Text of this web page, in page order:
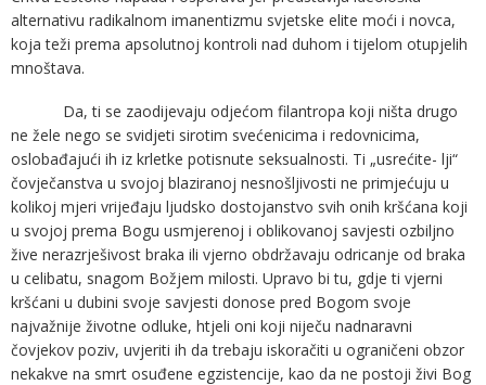
alternativu radikalnom imanentizmu svjetske elite moći i novca,
koja teži prema apsolutnoj kontroli nad duhom i tijelom otupjelih
mnoštava.
Da, ti se zaodijevaju odjećom filantropa koji ništa drugo
ne žele nego se svidjeti sirotim svećenicima i redovnicima,
oslobađajući ih iz krletke potisnute seksualnosti. Ti „usrećite- lji“
čovječanstva u svojoj blaziranoj nesnošljivosti ne primjećuju u
kolikoj mjeri vrijeđaju ljudsko dostojanstvo svih onih kršćana koji
u svojoj prema Bogu usmjerenoj i oblikovanoj savjesti ozbiljno
žive nerazrješivost braka ili vjerno obdržavaju odricanje od braka
u celibatu, snagom Božjem milosti. Upravo bi tu, gdje ti vjerni
kršćani u dubini svoje savjesti donose pred Bogom svoje
najvažnije životne odluke, htjeli oni koji niječu nadnaravni
čovjekov poziv, uvjeriti ih da trebaju iskoračiti u ograničeni obzor
nekakve na smrt osuđene egzistencije, kao da ne postoji živi Bog